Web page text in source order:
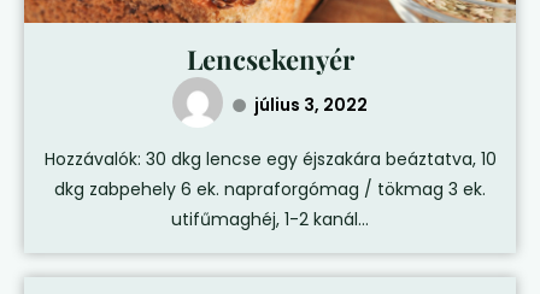
Lencsekenyér
július 3, 2022
Hozzávalók: 30 dkg lencse egy éjszakára beáztatva, 10
dkg zabpehely 6 ek. napraforgómag / tökmag 3 ek.
utifűmaghéj, 1-2 kanál...